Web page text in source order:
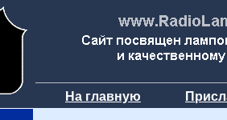
На главную